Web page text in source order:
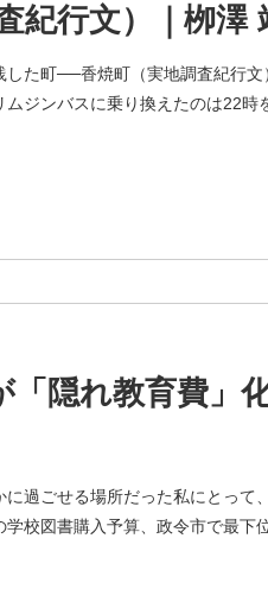
紀行文）｜栁澤
した町──香焼町（実地調査紀行
ジンバスに乗り換えたのは22
「隠れ教育費」
過ごせる場所だった私にとって
校図書購入予算、政令市で最下